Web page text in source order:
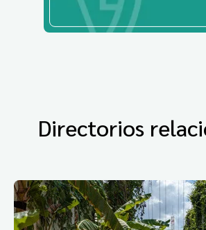
Directorios